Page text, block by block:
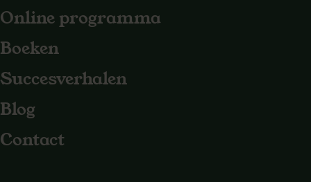
Online programma
Boeken
Succesverhalen
Blog
Contact